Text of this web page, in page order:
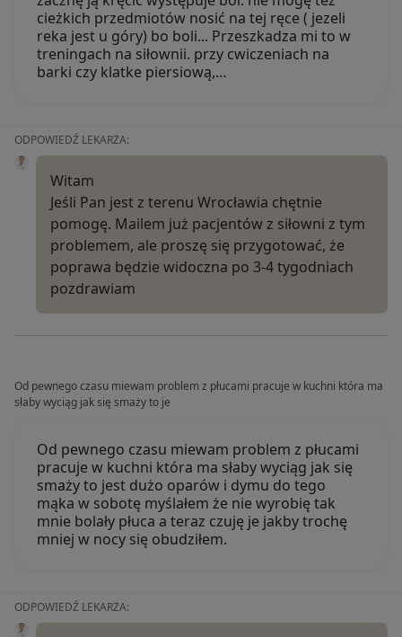
cieżkich przedmiotów nosić na tej ręce ( jezeli
reka jest u góry) bo boli... Przeszkadza mi to w
treningach na siłownii. przy cwiczeniach na
barki czy klatke piersiową,…
ODPOWIEDŹ LEKARZA:
Witam
Jeśli Pan jest z terenu Wrocławia chętnie
pomogę. Mailem już pacjentów z siłowni z tym
problemem, ale proszę się przygotować, że
poprawa będzie widoczna po 3-4 tygodniach
pozdrawiam
Od pewnego czasu miewam problem z płucami pracuje w kuchni która ma
słaby wyciąg jak się smaży to je
Od pewnego czasu miewam problem z płucami
pracuje w kuchni która ma słaby wyciąg jak się
smaży to jest dużo oparów i dymu do tego
mąka w sobotę myślałem że nie wyrobię tak
mnie bolały płuca a teraz czuję je jakby trochę
mniej w nocy się obudziłem.
ODPOWIEDŹ LEKARZA: